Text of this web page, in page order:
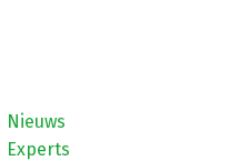
Nieuws
Experts